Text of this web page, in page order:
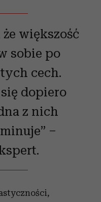
większość
sobie po
cech.
dopiero
z nich
–